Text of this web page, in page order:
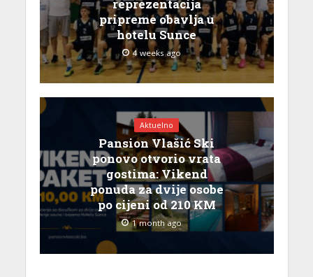
reprezentacija
pripreme obavlja u
hotelu Sunce
4 weeks ago
Aktuelno
Pansion Vlašić Ski
ponovo otvorio vrata
gostima: Vikend
ponuda za dvije osobe
po cijeni od 210 KM
1 month ago